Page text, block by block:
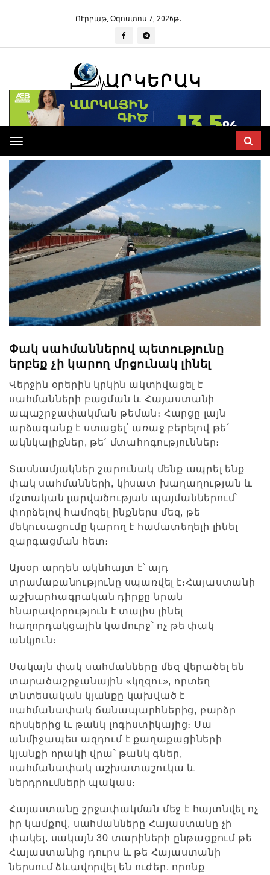
ՈՒրբաթ, Օգոստոս 7, 2026թ․
Toggle
navigation
Փակ սահմաններով պետությունը
երբեք չի կարող մրցունակ լինել
Վերջին օրերին կրկին ակտիվացել է
սահմանների բացման և Հայաստանի
ապաշրջափակման թեման։ Հարցը լայն
արձագանք է ստացել՝ առաջ բերելով թե՛
ակնկալիքներ, թե՛ մտահոգություններ։
Տասնամյակներ շարունակ մենք ապրել ենք
փակ սահմանների, կիսատ խաղաղության և
մշտական լարվածության պայմաններում՝
փորձելով համոզել ինքներս մեզ, թե
մեկուսացումը կարող է համատեղելի լինել
զարգացման հետ։
Այսօր արդեն ակնհայտ է՝ այդ
տրամաբանությունը սպառվել է։Հայաստանի
աշխարհագրական դիրքը նրան
հնարավորություն է տալիս լինել
հաղորդակցային կամուրջ՝ ոչ թե փակ
անկյուն։
Սակայն փակ սահմանները մեզ վերածել են
տարածաշրջանային «կղզու», որտեղ
տնտեսական կյանքը կախված է
սահմանափակ ճանապարհներից, բարձր
ռիսկերից և թանկ լոգիստիկայից։ Սա
անմիջապես ազդում է քաղաքացիների
կյանքի որակի վրա՝ թանկ գներ,
սահմանափակ աշխատաշուկա և
ներդրումների պակաս։
Հայաստանը շրջափակման մեջ է հայտնվել ոչ
իր կամքով, սահմանները Հայաստանը չի
փակել, սակայն 30 տարիների ընթացքում թե
Հայաստանից դուրս և թե Հայաստանի
ներսում ձևավորվել են ուժեր, որոնք